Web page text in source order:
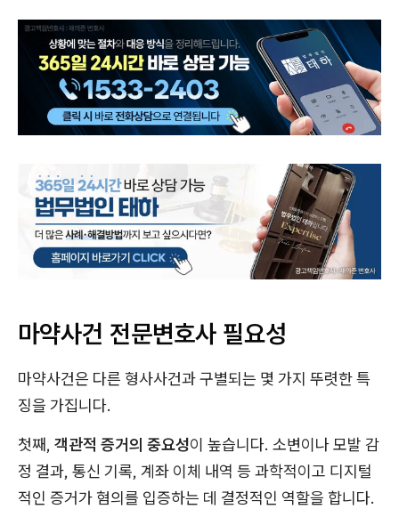
마약사건 전문변호사 필요성
마약사건은 다른 형사사건과 구별되는 몇 가지 뚜렷한 특
징을 가집니다.
첫째, 객관적 증거의 중요성이 높습니다. 소변이나 모발 감
정 결과, 통신 기록, 계좌 이체 내역 등 과학적이고 디지털
적인 증거가 혐의를 입증하는 데 결정적인 역할을 합니다.